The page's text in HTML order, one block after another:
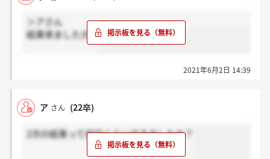
＞アさん
結果来ましたか？
2021年6月2日 14:39
ア さん (22卒)
2次の結果って何日くらいできましたか？